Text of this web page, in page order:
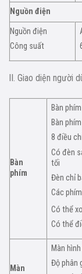
Nguồn điện
Nguồn điện
Công suất
II. Giao diện người
Bàn
phím
Bàn
Bàn
8 điều
Có đèn
tối
Đèn chỉ
Các
Có thể
Có thể
Màn
Màn
Độ phân